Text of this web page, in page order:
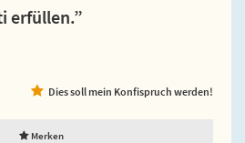
erfüllen.”
Dies soll mein Konfispruch werden!
Merken